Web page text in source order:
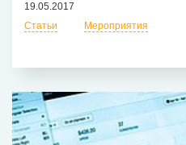
19.05.2017
Статьи
Мероприятия